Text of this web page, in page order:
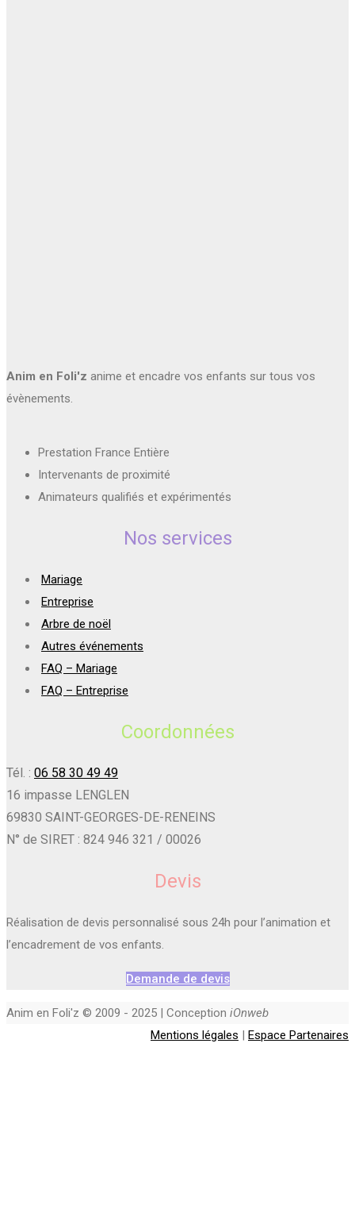
Anim en Foli'z anime et encadre vos enfants sur tous vos
évènements.
Prestation France Entière
Intervenants de proximité
Animateurs qualifiés et expérimentés
Nos services
Mariage
Entreprise
Arbre de noël
Autres événements
FAQ – Mariage
FAQ – Entreprise
Coordonnées
Tél. : 06 58 30 49 49
16 impasse LENGLEN
69830 SAINT-GEORGES-DE-RENEINS
N° de SIRET : 824 946 321 / 00026
Devis
Réalisation de devis personnalisé sous 24h pour l’animation et
l’encadrement de vos enfants.
Demande de devis
Anim en Foli'z © 2009 - 2025 | Conception iOnweb
Mentions légales | Espace Partenaires